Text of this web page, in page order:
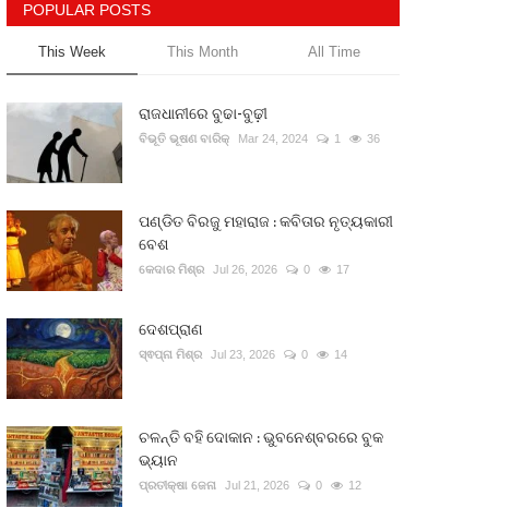
POPULAR POSTS
This Week This Month All Time
ରାଜଧାନୀରେ ବୁଢା-ବୁଢ଼ୀ
ବିଭୂତି ଭୂଷଣ ବାରିକ୍ Mar 24, 2024 1 36
ପଣ୍ଡିତ ବିରଜୁ ମହାରାଜ : କବିତାର ନୃତ୍ୟକାରୀ
ବେଶ
କେଦାର ମିଶ୍ର Jul 26, 2026 0 17
ଦେଶପ୍ରାଣ
ସ୍ଵପ୍ନା ମିଶ୍ର Jul 23, 2026 0 14
ଚଳନ୍ତି ବହି ଦୋକାନ : ଭୁବନେଶ୍ବରରେ ବୁକ
ଭ୍ୟାନ
ପ୍ରତୀକ୍ଷା ଜେନା Jul 21, 2026 0 12